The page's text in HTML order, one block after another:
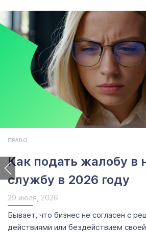
ПРАВО
Как подать жалобу в
службу в 2026 году
29 июля, 2026
Бывает, что бизнес не согласен с
действиями или бездействием